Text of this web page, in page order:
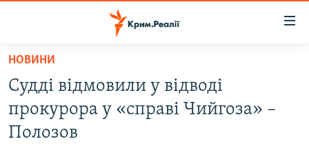
Перейти
основного
матеріалу
Перейти
до
ВОДА.КРИМ
ВІДЕО ТА ФОТО
НОВИНИ
Судді відмовили у відводі
прокурора у «справі Чийгоза» –
Полозов